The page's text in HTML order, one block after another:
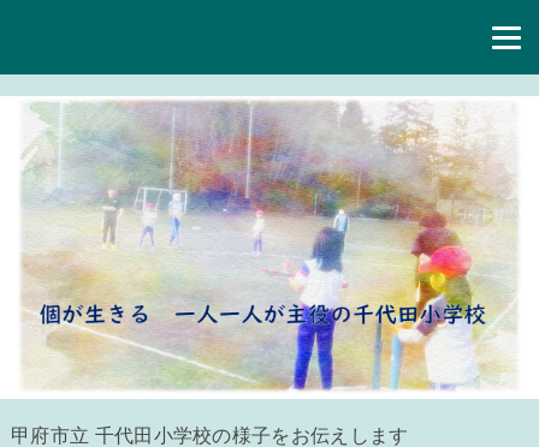
甲府市立 千代田小学校の様子をお伝えします